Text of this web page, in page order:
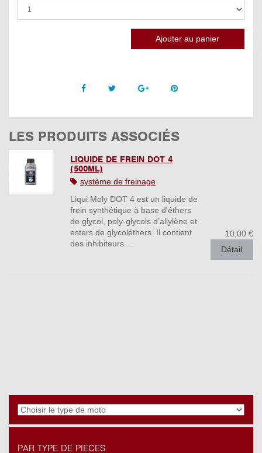
Facebook Twitter Google +Pinterest
LES PRODUITS ASSOCIÉS
LIQUIDE DE FREIN DOT 4
(500ML)
système de freinage
Liqui Moly DOT 4 est un liquide de
frein synthétique à base d'éthers
de glycol, poly-glycols d’allylène et
esters de glycoléthers. Il contient
des inhibiteurs ...
10,00 €
Détail
PAR TYPE DE PIÈCES